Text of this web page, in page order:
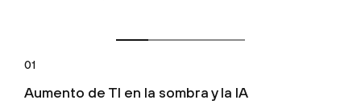
01
Aumento de TI en la sombra y la IA